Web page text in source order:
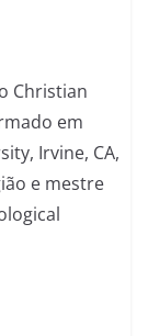
Christian
em
Irvine, CA,
e mestre